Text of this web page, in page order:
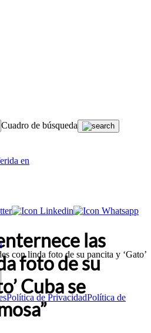
Cuadro de búsqueda
con linda foto de su pancita y ‘Gato’
Política de PrivacidadPolítica de
en
las
foto de su
Cuba se